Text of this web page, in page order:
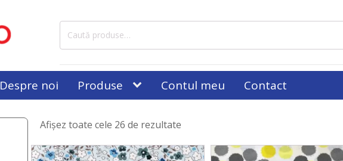
Caută
Despre noi Produse Contul meu Contact
Afișez toate cele 26 de rezultate